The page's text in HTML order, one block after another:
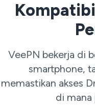
VeePN bekerja di
smartphone,
memastikan akses
di mana